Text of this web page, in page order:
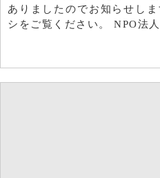
ありましたのでお知らせし
シをご覧ください。 NPO法